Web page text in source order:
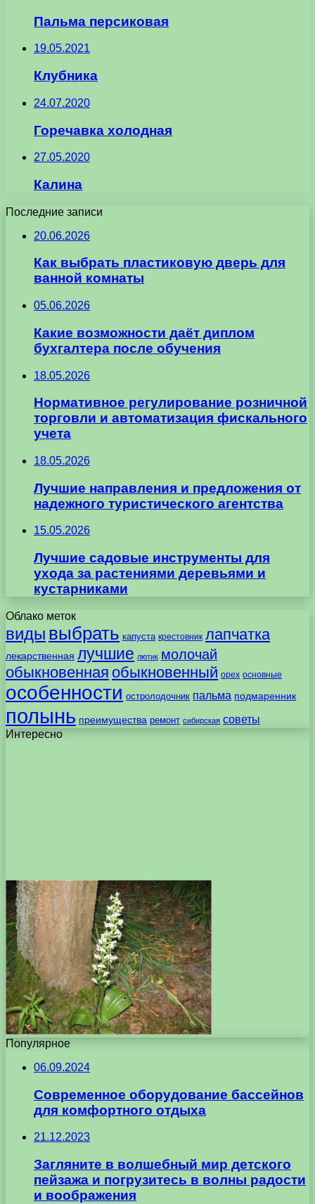
Пальма персиковая
19.05.2021
Клубника
24.07.2020
Горечавка холодная
27.05.2020
Калина
Последние записи
20.06.2026
Как выбрать пластиковую дверь для
ванной комнаты
05.06.2026
Какие возможности даёт диплом
бухгалтера после обучения
18.05.2026
Нормативное регулирование розничной
торговли и автоматизация фискального
учета
18.05.2026
Лучшие направления и предложения от
надежного туристического агентства
15.05.2026
Лучшие садовые инструменты для
ухода за растениями деревьями и
кустарниками
Облако меток
виды выбрать капуста крестовник лапчатка
лекарственная лучшие лютик молочай
обыкновенная обыкновенный орех основные
особенности остролодочник пальма подмаренник
полынь преимущества ремонт сибирская советы
Интересно
Популярное
06.09.2024
Современное оборудование бассейнов
для комфортного отдыха
21.12.2023
Загляните в волшебный мир детского
пейзажа и погрузитесь в волны радости
и воображения